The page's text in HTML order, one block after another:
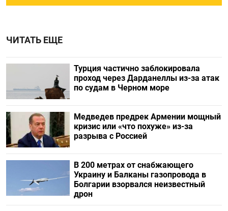
ЧИТАТЬ ЕЩЕ
Турция частично заблокировала
проход через Дарданеллы из-за атак
по судам в Черном море
Медведев предрек Армении мощный
кризис или «что похуже» из-за
разрыва с Россией
В 200 метрах от снабжающего
Украину и Балканы газопровода в
Болгарии взорвался неизвестный
дрон